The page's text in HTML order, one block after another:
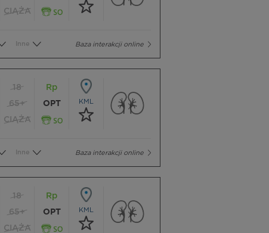
CIĄŻA
Baza interakcji online
Inne
18
65+
CIĄŻA
Rp
OPT
KML
Baza interakcji online
Inne
18
65+
CIĄŻA
Rp
OPT
KML